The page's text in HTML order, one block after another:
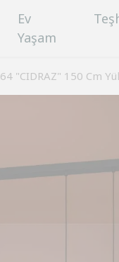
Ev
Yaşam
"CIDRAZ" 150 Cm